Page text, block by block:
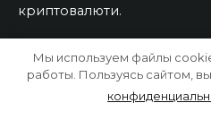
криптовалюти.
© 2026 CryptoHamster.org
Мы используем файлы
работы. Пользуясь сайтом,